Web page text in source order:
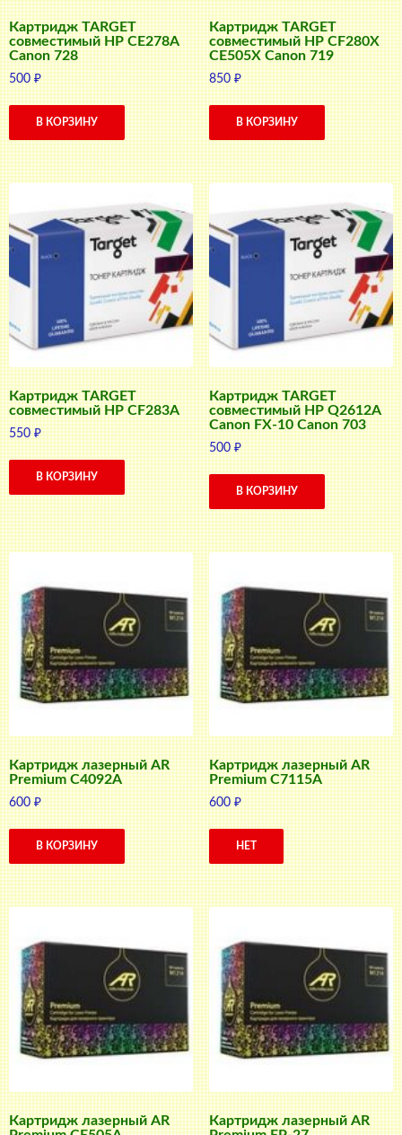
Картридж TARGET
совместимый HP CE278A
Canon 728
500₽
В КОРЗИНУ
Картридж TARGET
совместимый HP CF280X
CE505X Canon 719
850₽
В КОРЗИНУ
Картридж TARGET
совместимый HP CF283A
550₽
В КОРЗИНУ
Картридж TARGET
совместимый HP Q2612A
Canon FX-10 Canon 703
500₽
В КОРЗИНУ
Картридж лазерный AR
Premium C4092A
600₽
В КОРЗИНУ
Картридж лазерный AR
Premium C7115A
600₽
НЕТ
Картридж лазерный AR
Картридж лазерный AR